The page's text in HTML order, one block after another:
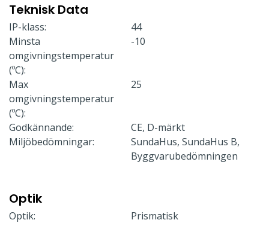
Teknisk Data
IP-klass:
44
Minsta
omgivningstemperatur
(ºC):
-10
Max
omgivningstemperatur
(ºC):
25
Godkännande:
CE, D-märkt
Miljöbedömningar:
SundaHus, SundaHus B,
Byggvarubedömningen
Optik
Optik: Prismatisk